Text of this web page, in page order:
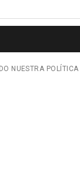
NUESTRA